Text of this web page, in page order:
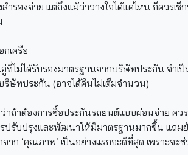
สำรองจ่าย แต่ถึงแม้ว่าวางใจได้แค่ไหน ก็ควร
กเครือ
อู่ที่ไม่ได้รับรองมาตรฐานจากบริษัทประกัน จำเ
ริษัทประกัน (อาจได้คืนไม่เต็มจำนวน)
าถ้าต้องการซื้อประกันรถยนต์แบบผ่อนจ่าย คว
ปรับปรุงและพัฒนาให้มีมาตรฐานมากขึ้น แถมยั
าก ‘คุณภาพ’ เป็นอย่างแรกจะดีที่สุด เพราะจะ